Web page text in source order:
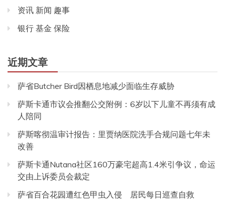
资讯 新闻 趣事
银行 基金 保险
近期文章
萨省Butcher Bird因栖息地减少面临生存威胁
萨斯卡通市议会推翻公交附例：6岁以下儿童不再须有成
人陪同
萨斯喀彻温审计报告：里贾纳医院洗手合规问题七年未
改善
萨斯卡通Nutana社区160万豪宅超高1.4米引争议，命运
交由上诉委员会裁定
萨省百合花园遭红色甲虫入侵 居民每日巡查自救